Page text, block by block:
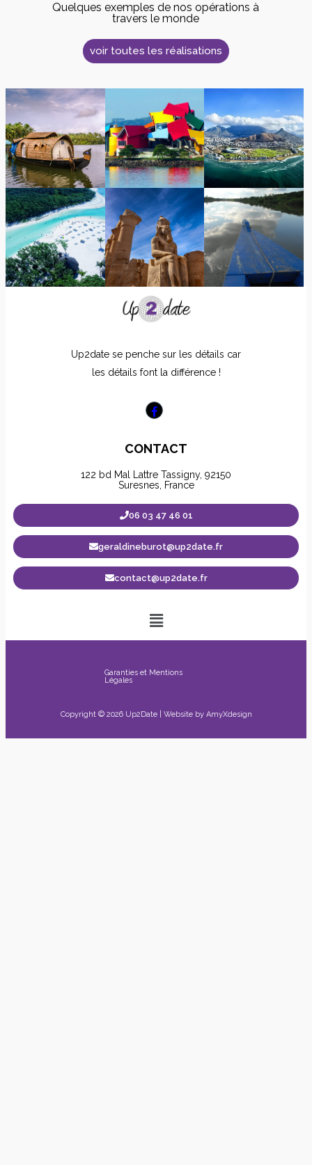
Quelques exemples de nos opérations à
travers le monde
voir toutes les réalisations
Up2date se penche sur les détails car
les détails font la différence !
CONTACT
122 bd Mal Lattre Tassigny, 92150
Suresnes, France
06 03 47 46 01
geraldineburot@up2date.fr
contact@up2date.fr
Garanties et Mentions
Légales
Copyright © 2026 Up2Date | Website by AmyXdesign